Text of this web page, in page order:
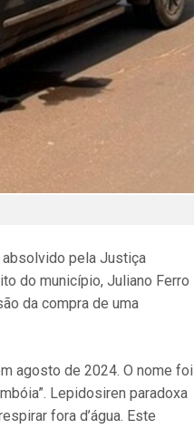
absolvido pela Justiça
do município, Juliano Ferro
da compra de uma
agosto de 2024. O nome foi
Lepidosiren paradoxa
fora d’água. Este